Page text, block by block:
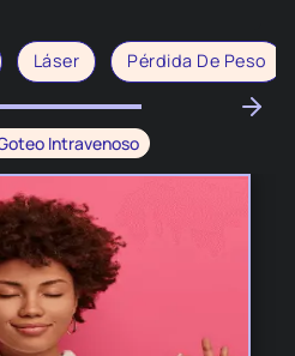
Láser Pérdida De Peso
Intravenoso